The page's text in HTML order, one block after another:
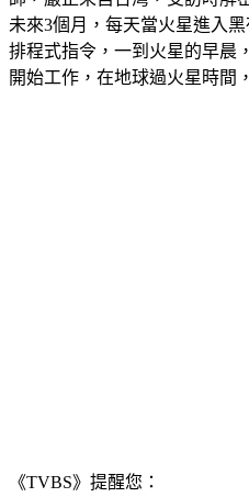
未來3個月，每天當火星進入
排程式指令，一到火星的早晨
開始工作，在地球過火星時間
《TVBS》提醒您：